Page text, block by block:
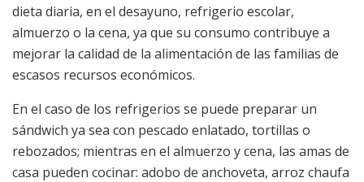
dieta diaria, en el desayuno, refrigerio escolar,
almuerzo o la cena, ya que su consumo contribuye a
mejorar la calidad de la alimentación de las familias de
escasos recursos económicos.
En el caso de los refrigerios se puede preparar un
sándwich ya sea con pescado enlatado, tortillas o
rebozados; mientras en el almuerzo y cena, las amas de
casa pueden cocinar: adobo de anchoveta, arroz chaufa